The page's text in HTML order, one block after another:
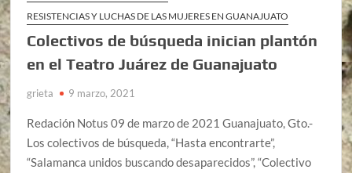
RESISTENCIAS Y LUCHAS DE LAS MUJERES EN GUANAJUATO
Colectivos de búsqueda inician plantón
en el Teatro Juárez de Guanajuato
grieta 9 marzo, 2021
Redación Notus 09 de marzo de 2021 Guanajuato, Gto.-
Los colectivos de búsqueda, “Hasta encontrarte”,
“Salamanca unidos buscando desaparecidos”, “Colectivo